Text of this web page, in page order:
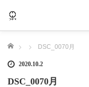
ホーム DSC_0070月
2020.10.2
DSC_0070月